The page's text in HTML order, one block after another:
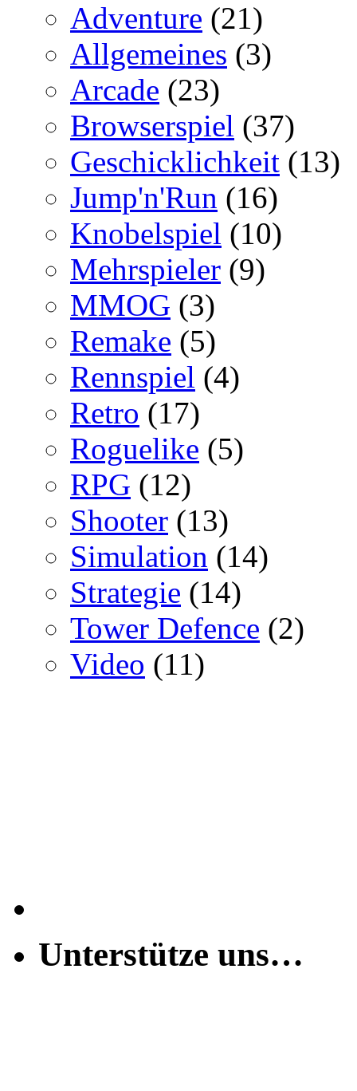
Adventure (21)
Allgemeines (3)
Arcade (23)
Browserspiel (37)
Geschicklichkeit (13)
Jump'n'Run (16)
Knobelspiel (10)
Mehrspieler (9)
MMOG (3)
Remake (5)
Rennspiel (4)
Retro (17)
Roguelike (5)
RPG (12)
Shooter (13)
Simulation (14)
Strategie (14)
Tower Defence (2)
Video (11)
Unterstütze uns…